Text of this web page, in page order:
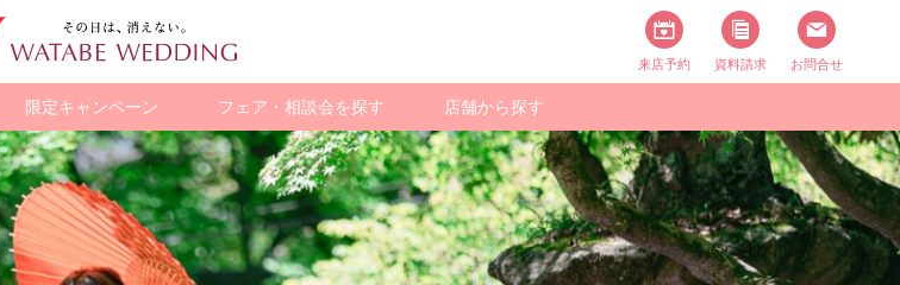
来店予約 資料請求 お問合せ
限定キャンペーン フェア・相談会を探す 店舗から探す
ト
スタジオフォト チャペルフォト
アニバーサリー
フォト
観光地で撮る ペットと撮る チャペルで撮る スタジオで撮る
スタイル一覧